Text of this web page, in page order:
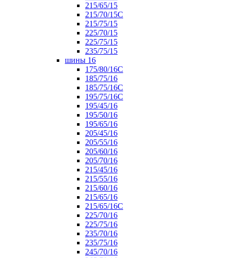
215/65/15
215/70/15C
215/75/15
225/70/15
225/75/15
235/75/15
шины 16
175/80/16С
185/75/16
185/75/16С
195/75/16С
195/45/16
195/50/16
195/65/16
205/45/16
205/55/16
205/60/16
205/70/16
215/45/16
215/55/16
215/60/16
215/65/16
215/65/16С
225/70/16
225/75/16
235/70/16
235/75/16
245/70/16